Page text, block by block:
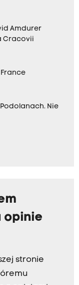
Amdurer
Cracovii
Nie
opinie
stronie